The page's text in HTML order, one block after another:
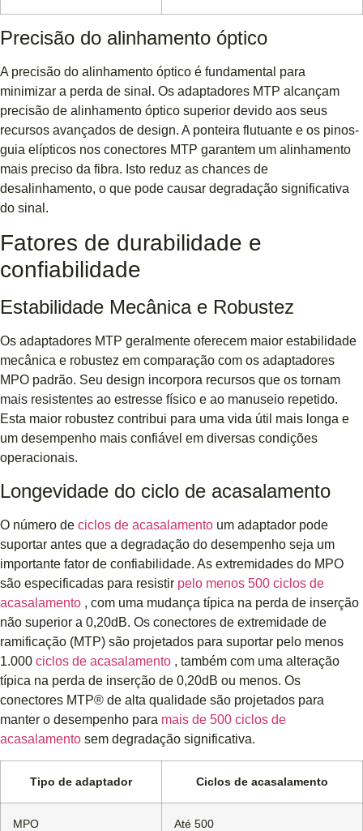
Precisão do alinhamento óptico
A precisão do alinhamento óptico é fundamental para
minimizar a perda de sinal. Os adaptadores MTP alcançam
precisão de alinhamento óptico superior devido aos seus
recursos avançados de design. A ponteira flutuante e os pinos-
guia elípticos nos conectores MTP garantem um alinhamento
mais preciso da fibra. Isto reduz as chances de
desalinhamento, o que pode causar degradação significativa
do sinal.
Fatores de durabilidade e
confiabilidade
Estabilidade Mecânica e Robustez
Os adaptadores MTP geralmente oferecem maior estabilidade
mecânica e robustez em comparação com os adaptadores
MPO padrão. Seu design incorpora recursos que os tornam
mais resistentes ao estresse físico e ao manuseio repetido.
Esta maior robustez contribui para uma vida útil mais longa e
um desempenho mais confiável em diversas condições
operacionais.
Longevidade do ciclo de acasalamento
O número de ciclos de acasalamento um adaptador pode
suportar antes que a degradação do desempenho seja um
importante fator de confiabilidade. As extremidades do MPO
são especificadas para resistir pelo menos 500 ciclos de
acasalamento , com uma mudança típica na perda de inserção
não superior a 0,20dB. Os conectores de extremidade de
ramificação (MTP) são projetados para suportar pelo menos
1.000 ciclos de acasalamento , também com uma alteração
típica na perda de inserção de 0,20dB ou menos. Os
conectores MTP® de alta qualidade são projetados para
manter o desempenho para mais de 500 ciclos de
acasalamento sem degradação significativa.
Tipo de adaptador Ciclos de acasalamento
MPO Até 500